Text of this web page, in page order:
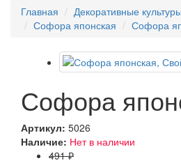
Главная Декоративные культуры
Софора японская
Софора
Софора
Артикул: 5026
Наличие: Нет в наличии
491 ₽